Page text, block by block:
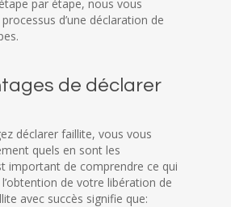
par étape, nous vous
d’une déclaration de
de déclarer
déclarer faillite, vous vous
quels en sont les
important de comprendre ce qui
de votre libération de
avec succès signifie que: